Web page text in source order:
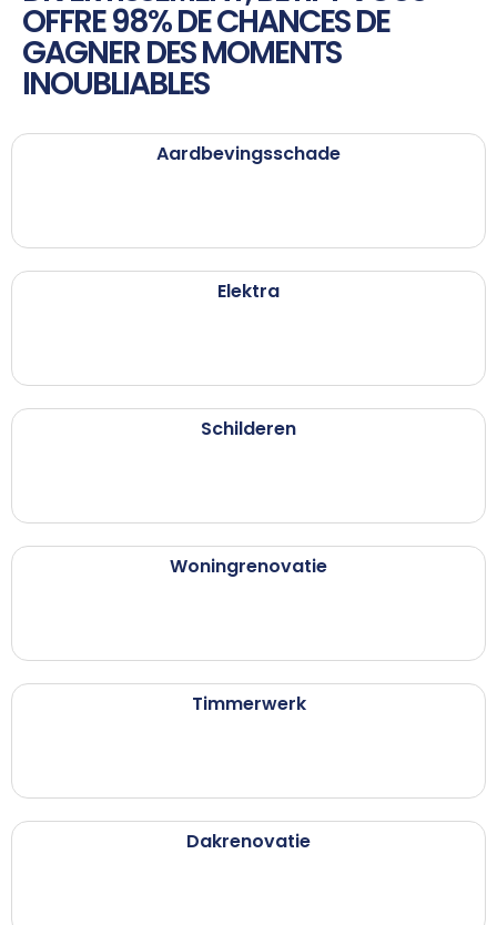
OFFRE 98% DE CHANCES DE
GAGNER DES MOMENTS
INOUBLIABLES
Aardbevingsschade
Elektra
Schilderen
Woningrenovatie
Timmerwerk
Dakrenovatie